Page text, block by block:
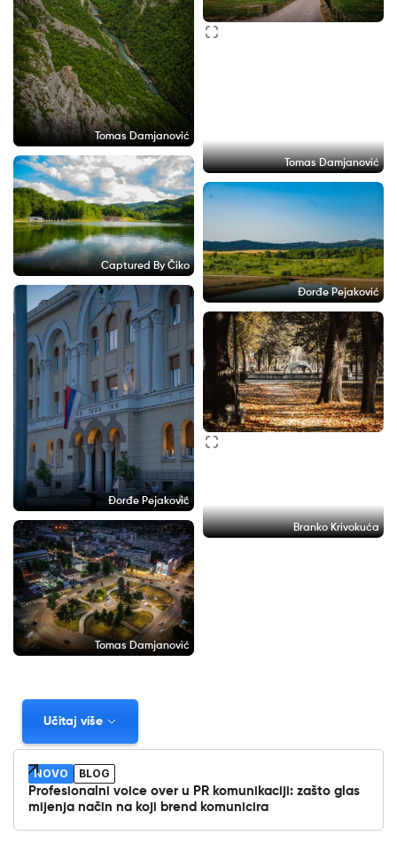
Tomas Damjanović
Tomas Damjanović
Captured By Čiko
Đorđe Pejaković
Đorđe Pejaković
Branko Krivokuća
Tomas Damjanović
Učitaj više
NOVO
BLOG
Profesionalni voice over u PR komunikaciji: zašto glas
mijenja način na koji brend komunicira